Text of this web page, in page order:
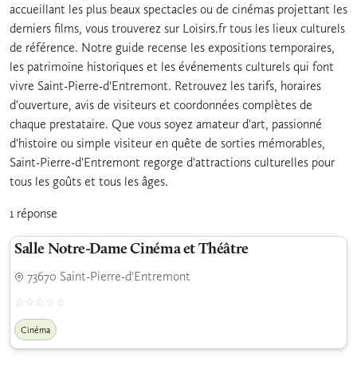
accueillant les plus beaux spectacles ou de cinémas projettant les
derniers films, vous trouverez sur Loisirs.fr tous les lieux culturels
de référence. Notre guide recense les expositions temporaires,
les patrimoine historiques et les événements culturels qui font
vivre Saint-Pierre-d'Entremont. Retrouvez les tarifs, horaires
d'ouverture, avis de visiteurs et coordonnées complètes de
chaque prestataire. Que vous soyez amateur d'art, passionné
d'histoire ou simple visiteur en quête de sorties mémorables,
Saint-Pierre-d'Entremont regorge d'attractions culturelles pour
tous les goûts et tous les âges.
1 réponse
Salle Notre-Dame Cinéma et Théâtre
73670 Saint-Pierre-d'Entremont
Cinéma